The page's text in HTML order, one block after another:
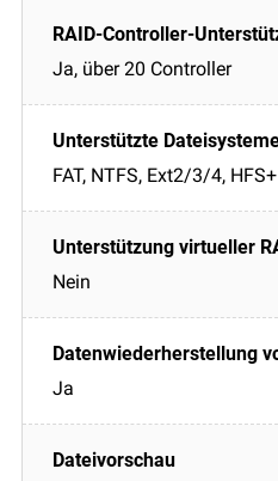
Ja, über 20 Controller
FAT, NTFS, Ext2/3/4, HFS+
Nein
Ja